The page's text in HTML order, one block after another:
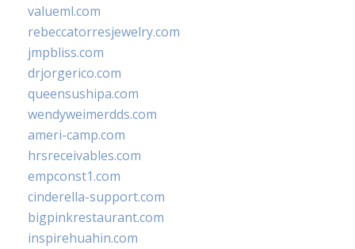
valueml.com
rebeccatorresjewelry.com
jmpbliss.com
drjorgerico.com
queensushipa.com
wendyweimerdds.com
ameri-camp.com
hrsreceivables.com
empconst1.com
cinderella-support.com
bigpinkrestaurant.com
inspirehuahin.com